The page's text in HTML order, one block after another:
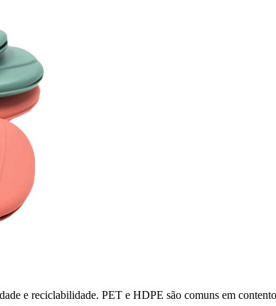
e reciclabilidade. PET e HDPE são comuns em